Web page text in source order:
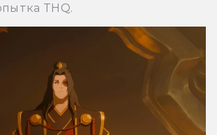
THQ.